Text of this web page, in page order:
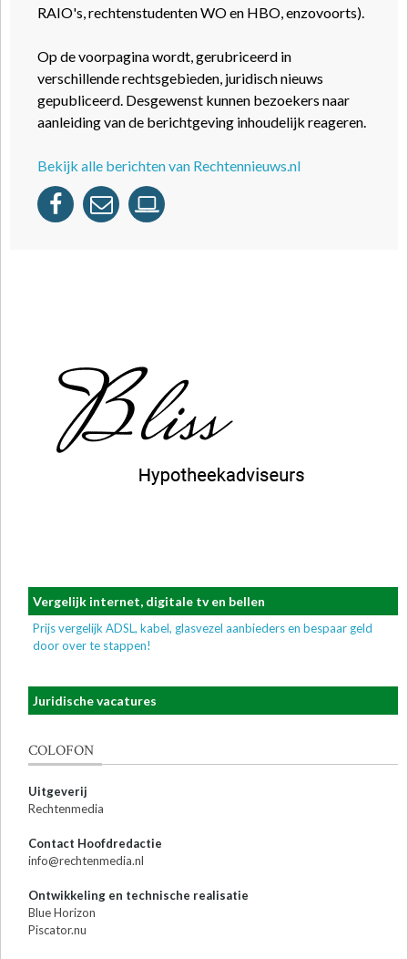
RAIO's, rechtenstudenten WO en HBO, enzovoorts).
Op de voorpagina wordt, gerubriceerd in
verschillende rechtsgebieden, juridisch nieuws
gepubliceerd. Desgewenst kunnen bezoekers naar
aanleiding van de berichtgeving inhoudelijk reageren.
Bekijk alle berichten van Rechtennieuws.nl
Vergelijk internet, digitale tv en bellen
Prijs vergelijk ADSL, kabel, glasvezel aanbieders en bespaar geld
door over te stappen!
Juridische vacatures
COLOFON
Uitgeverij
Rechtenmedia
Contact Hoofdredactie
info@rechtenmedia.nl
Ontwikkeling en technische realisatie
Blue Horizon
Piscator.nu